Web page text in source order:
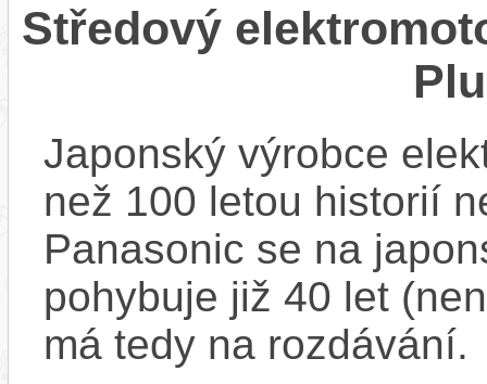
Středový
Japonský výrobce
než 100 letou historií
Panasonic se na
pohybuje již 40 let
má tedy na rozdávání.